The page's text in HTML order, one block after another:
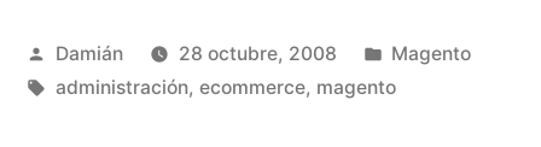
Publicado
por
Damián 28 octubre, 2008
Publicado
en
Magento
Etiquetas:
administración, ecommerce, magento